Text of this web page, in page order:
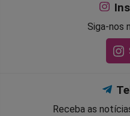
Siga-nos
Receba as